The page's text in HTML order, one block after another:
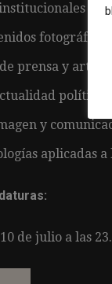
y
fotográficos
prensa y
política.
y
aplicadas
de julio a las